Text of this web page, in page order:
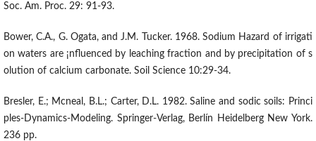
Soc. Am. Proc. 29: 91-93.
Bower, C.A., G. Ogata, and J.M. Tucker. 1968. Sodium Hazard of irrigati
on waters are ¡nfluenced by leaching fraction and by precipitation of s
olution of calcium carbonate. Soil Science 10:29-34.
Bresler, E.; Mcneal, B.L.; Carter, D.L. 1982. Saline and sodic soils: Princi
ples-Dynamics-Modeling. Springer-Verlag, Berlín Heidelberg New York.
236 pp.